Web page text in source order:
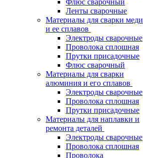
Флюс сварочный
Ленты сварочные
Материалы для сварки меди
и ее сплавов
Электроды сварочные
Проволока сплошная
Прутки присадочные
Флюс сварочный
Материалы для сварки
алюминия и его сплавов
Электроды сварочные
Проволока сплошная
Прутки присадочные
Материалы для наплавки и
ремонта деталей
Электроды сварочные
Проволока сплошная
Проволока